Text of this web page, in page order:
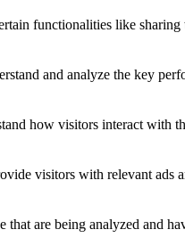
functionalities like
and analyze the key
how visitors interact with
visitors with relevant ads
that are being analyzed and